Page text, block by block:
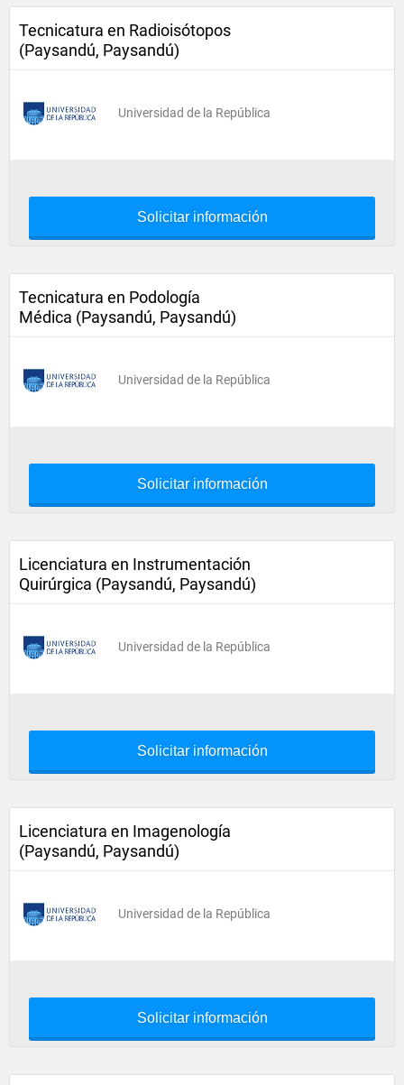
Tecnicatura en Radioisótopos
(Paysandú, Paysandú)
Universidad de la República
Solicitar información
Tecnicatura en Podología
Médica (Paysandú, Paysandú)
Universidad de la República
Solicitar información
Licenciatura en Instrumentación
Quirúrgica (Paysandú, Paysandú)
Universidad de la República
Solicitar información
Licenciatura en Imagenología
(Paysandú, Paysandú)
Universidad de la República
Solicitar información